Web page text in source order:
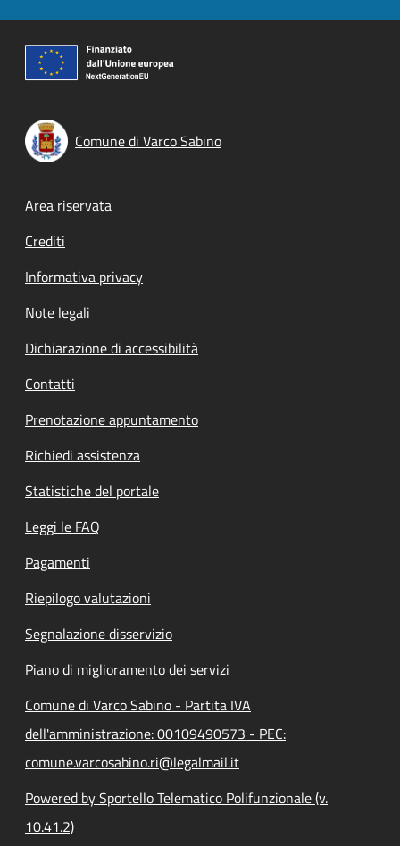
Comune di Varco Sabino
Footer menu
Area riservata
Crediti
Informativa privacy
Note legali
Dichiarazione di accessibilità
Contatti
Prenotazione appuntamento
Richiedi assistenza
Statistiche del portale
Leggi le FAQ
Pagamenti
Riepilogo valutazioni
Segnalazione disservizio
Piano di miglioramento dei servizi
Comune di Varco Sabino - Partita IVA
dell'amministrazione: 00109490573 - PEC:
comune.varcosabino.ri@legalmail.it
Powered by Sportello Telematico Polifunzionale (v.
10.41.2)